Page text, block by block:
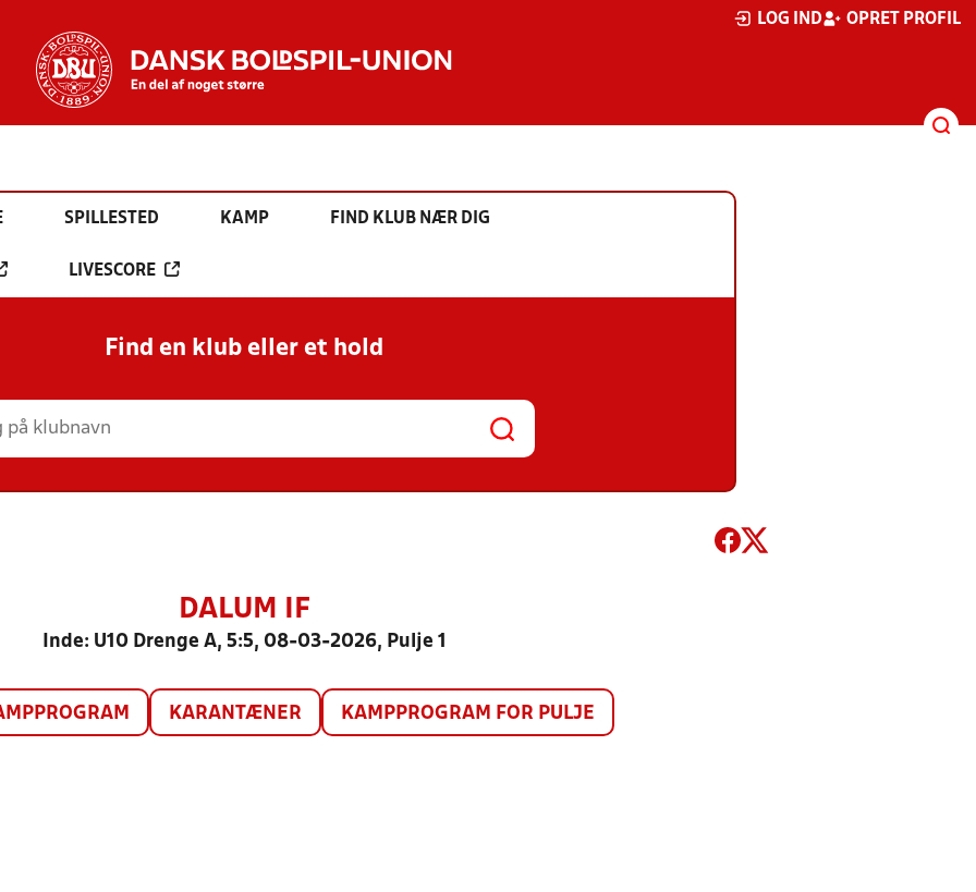
LOG IND OPRET PROFIL
SPILLESTED KAMP FIND KLUB NÆR DIG
LIVESCORE
Find en klub eller et hold
DALUM IF
Inde: U10 Drenge A, 5:5, 08-03-2026, Pulje 1
KARANTÆNER KAMPPROGRAM FOR PULJE